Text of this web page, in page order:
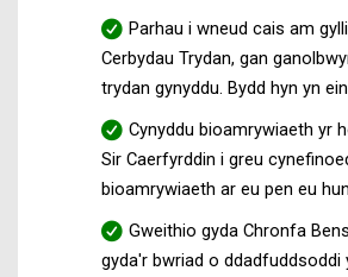
Parhau i wneud cais am
Cerbydau Trydan, gan
trydan gynyddu. Bydd hyn yn
Cynyddu bioamrywiaeth yr
Sir Caerfyrddin i greu
bioamrywiaeth ar eu pen eu
Gweithio gyda Chronfa
gyda'r bwriad o